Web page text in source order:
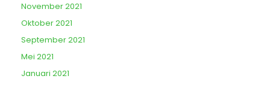
November 2021
Oktober 2021
September 2021
Mei 2021
Januari 2021